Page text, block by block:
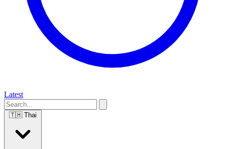
Latest
🇹🇭 Thai